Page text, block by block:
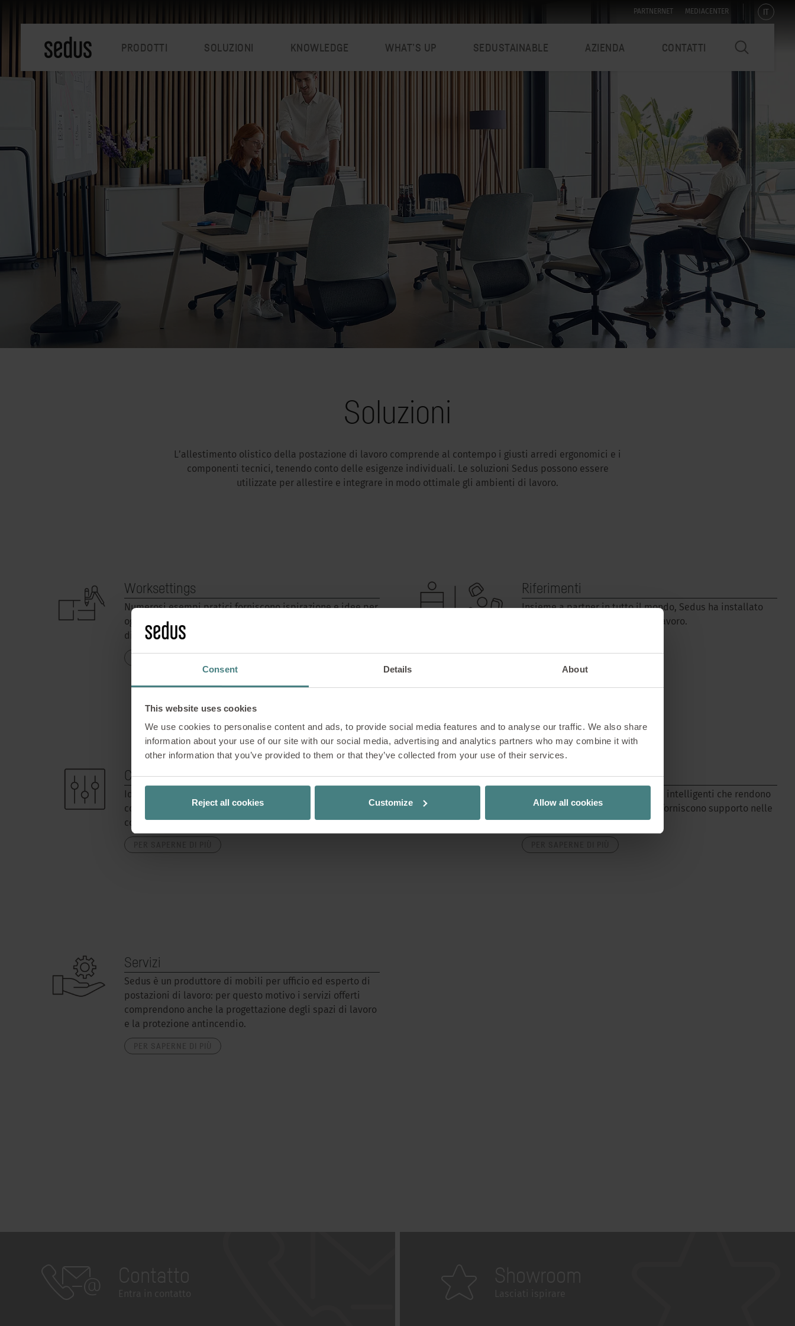
Consent Details About
This website uses cookies
We use cookies to personalise content and ads, to provide social media features and to analyse our traffic. We also share
information about your use of our site with our social media, advertising and analytics partners who may combine it with
other information that you’ve provided to them or that they’ve collected from your use of their services.
Reject all cookies Customize Allow all cookies
PARTNERNET MEDIACENTER IT
PRODOTTI SOLUZIONI KNOWLEDGE WHAT’S UP SEDUSTAINABLE AZIENDA CONTATTI
Soluzioni
L’allestimento olistico della postazione di lavoro comprende al contempo i giusti arredi ergonomici e i
componenti tecnici, tenendo conto delle esigenze individuali. Le soluzioni Sedus possono essere
utilizzate per allestire e integrare in modo ottimale gli ambienti di lavoro.
Worksettings
Numerosi esempi pratici forniscono ispirazione e idee per
ogni situazione lavorativa e ogni esigenza, sia che si tratti
di lavorare in un work café, in ufficio o in mobilità.
Configuratore
Ideale per soddisfare esigenze e desideri personali, il
configuratore facilita la progettazione di sedute e arredi,
consentendo di visualizzare diverse proposte.
Servizi
Sedus è un produttore di mobili per ufficio ed esperto di
postazioni di lavoro: per questo motivo i servizi offerti
comprendono anche la progettazione degli spazi di lavoro
e la protezione antincendio.
Riferimenti
Insieme a partner in tutto il mondo, Sedus ha installato
molte migliaia di postazioni di lavoro.
App & Software
Applicazioni e soluzioni software intelligenti che rendono
più facile il lavoro quotidiano e forniscono supporto nelle